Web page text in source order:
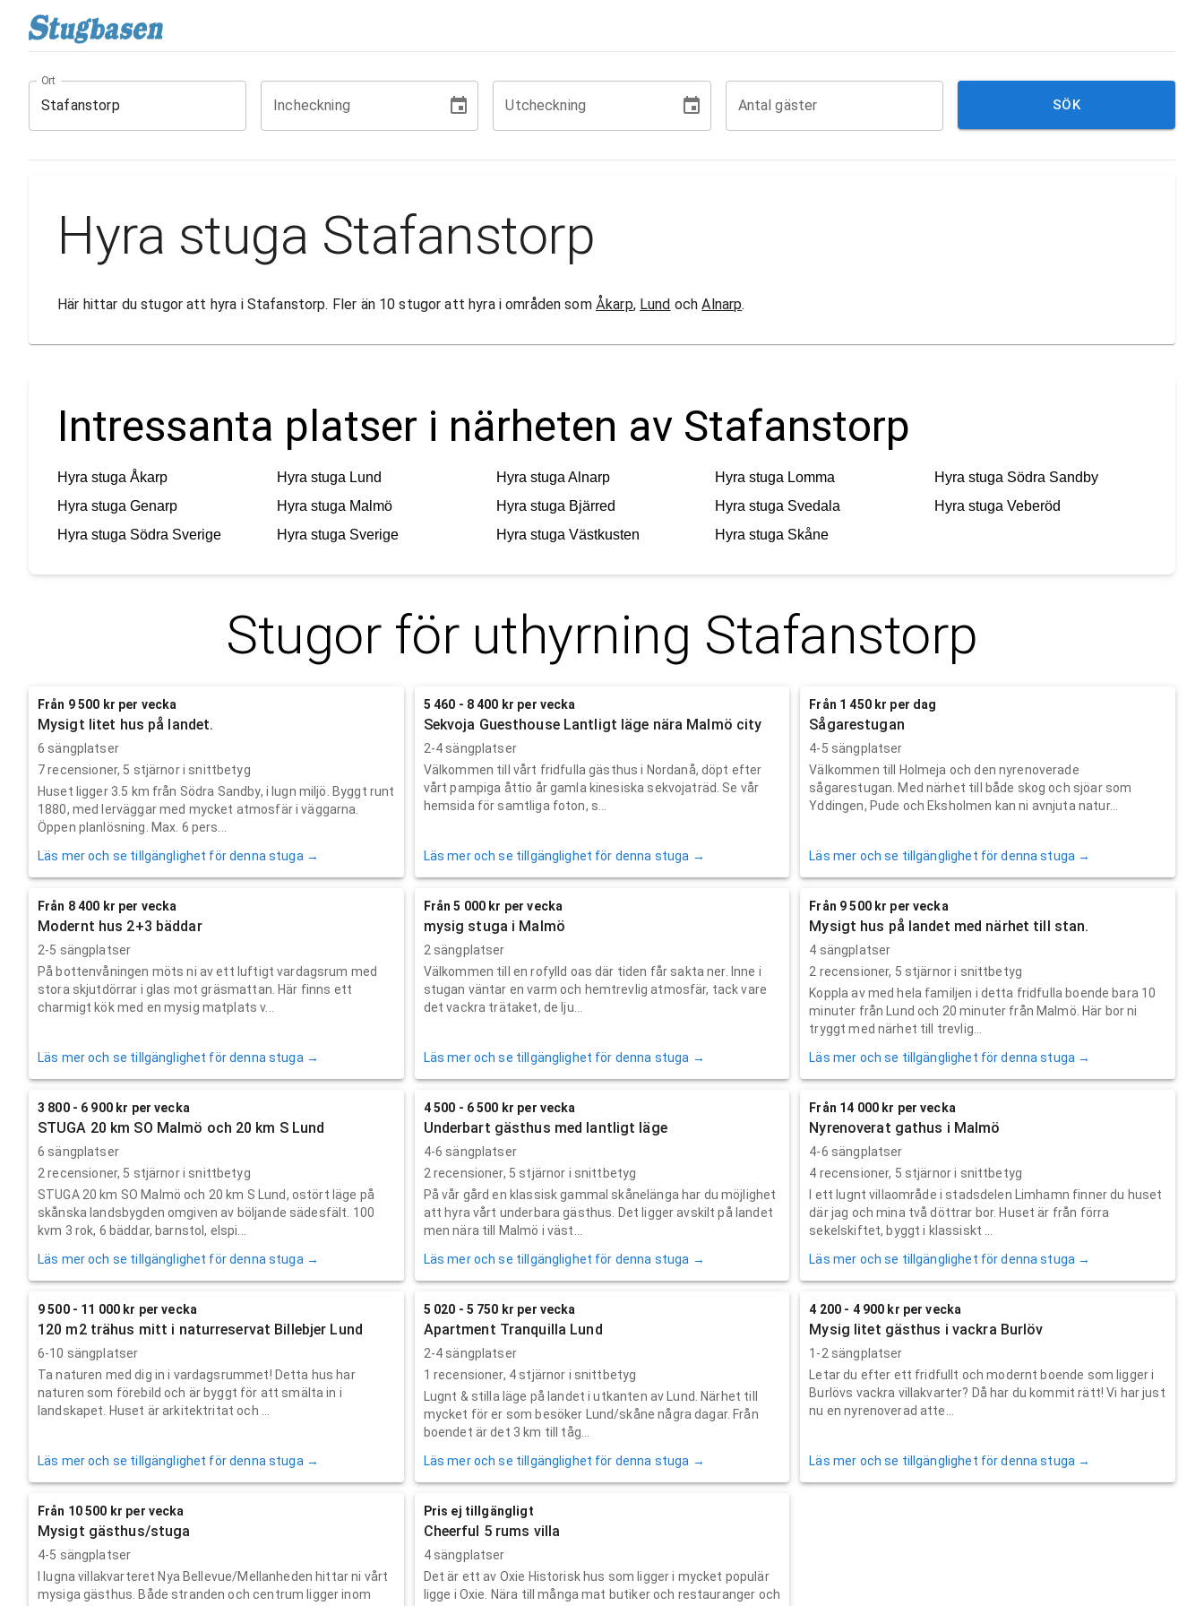
Ort
Incheckning Utcheckning Antal gäster SÖK
Hyra stuga Stafanstorp
Här hittar du stugor att hyra i Stafanstorp. Fler än 10 stugor att hyra i områden som Åkarp, Lund ochAlnarp.
Intressanta platser i närheten av Stafanstorp
Hyra stuga Åkarp Hyra stuga Lund Hyra stuga Alnarp Hyra stuga Lomma Hyra stuga Södra Sandby
Hyra stuga Genarp Hyra stuga Malmö Hyra stuga Bjärred Hyra stuga Svedala Hyra stuga Veberöd
Hyra stuga Södra Sverige Hyra stuga Sverige Hyra stuga Västkusten Hyra stuga Skåne
Stugor för uthyrning Stafanstorp
Från 9 500 kr per vecka
Mysigt litet hus på landet.
6 sängplatser
7recensioner, 5 stjärnor i snittbetyg
Huset ligger 3.5 km från Södra Sandby, i lugn miljö. Byggt runt
1880, med lerväggar med mycket atmosfär i väggarna.
Öppen planlösning. Max. 6 pers...
Läs mer och se tillgänglighet för denna stuga →
5 460 - 8 400 kr per vecka
Sekvoja Guesthouse Lantligt läge nära Malmö city
2-4 sängplatser
Välkommen till vårt fridfulla gästhus i Nordanå, döpt efter
vårt pampiga åttio år gamla kinesiska sekvojaträd. Se vår
hemsida för samtliga foton, s...
Läs mer och se tillgänglighet för denna stuga →
Från 1 450 kr per dag
Sågarestugan
4-5 sängplatser
Välkommen till Holmeja och den nyrenoverade
sågarestugan. Med närhet till både skog och sjöar som
Yddingen, Pude och Eksholmen kan ni avnjuta natur...
Läs mer och se tillgänglighet för denna stuga →
Från 8 400 kr per vecka
Modernt hus 2+3 bäddar
2-5 sängplatser
På bottenvåningen möts ni av ett luftigt vardagsrum med
stora skjutdörrar i glas mot gräsmattan. Här finns ett
charmigt kök med en mysig matplats v...
Läs mer och se tillgänglighet för denna stuga →
Från 5 000 kr per vecka
mysig stuga i Malmö
2 sängplatser
Välkommen till en rofylld oas där tiden får sakta ner. Inne i
stugan väntar en varm och hemtrevlig atmosfär, tack vare
det vackra trätaket, de lju...
Läs mer och se tillgänglighet för denna stuga →
Från 9 500 kr per vecka
Mysigt hus på landet med närhet till stan.
4 sängplatser
2 recensioner, 5 stjärnor i snittbetyg
Koppla av med hela familjen i detta fridfulla boende bara 10
minuter från Lund och 20 minuter från Malmö. Här bor ni
tryggt med närhet till trevlig...
Läs mer och se tillgänglighet för denna stuga →
3 800 - 6 900 kr per vecka
STUGA 20 km SO Malmö och 20 km S Lund
6 sängplatser
2 recensioner, 5 stjärnor i snittbetyg
STUGA 20 km SO Malmö och 20 km S Lund, ostört läge på
skånska landsbygden omgiven av böljande sädesfält. 100
kvm 3 rok, 6 bäddar, barnstol, elspi...
Läs mer och se tillgänglighet för denna stuga →
4 500 - 6 500 kr per vecka
Underbart gästhus med lantligt läge
4-6 sängplatser
2 recensioner, 5 stjärnor i snittbetyg
På vår gård en klassisk gammal skånelänga har du möjlighet
att hyra vårt underbara gästhus. Det ligger avskilt på landet
men nära till Malmö i väst...
Läs mer och se tillgänglighet för denna stuga →
Från 14 000 kr per vecka
Nyrenoverat gathus i Malmö
4-6 sängplatser
4 recensioner, 5 stjärnor i snittbetyg
I ett lugnt villaområde i stadsdelen Limhamn finner du huset
där jag och mina två döttrar bor. Huset är från förra
sekelskiftet, byggt i klassiskt ...
Läs mer och se tillgänglighet för denna stuga →
9 500 - 11 000 kr per vecka
120 m2 trähus mitt i naturreservat Billebjer Lund
6-10 sängplatser
Ta naturen med dig in i vardagsrummet! Detta hus har
naturen som förebild och är byggt för att smälta in i
landskapet. Huset är arkitektritat och ...
Läs mer och se tillgänglighet för denna stuga →
5 020 - 5 750 kr per vecka
Apartment Tranquilla Lund
2-4 sängplatser
1 recensioner, 4 stjärnor i snittbetyg
Lugnt & stilla läge på landet i utkanten av Lund. Närhet till
mycket för er som besöker Lund/skåne några dagar. Från
boendet är det 3 km till tåg...
Läs mer och se tillgänglighet för denna stuga →
4 200 - 4 900 kr per vecka
Mysig litet gästhus i vackra Burlöv
1-2 sängplatser
Letar du efter ett fridfullt och modernt boende som ligger i
Burlövs vackra villakvarter? Då har du kommit rätt! Vi har just
nu en nyrenoverad atte...
Läs mer och se tillgänglighet för denna stuga →
Från 10 500 kr per vecka
Mysigt gästhus/stuga
4-5 sängplatser
I lugna villakvarteret Nya Bellevue/Mellanheden hittar ni vårt
mysiga gästhus. Både stranden och centrum ligger inom
Pris ej tillgängligt
Cheerful 5 rums villa
4 sängplatser
Det är ett av Oxie Historisk hus som ligger i mycket populär
ligge i Oxie. Nära till många mat butiker och restauranger och